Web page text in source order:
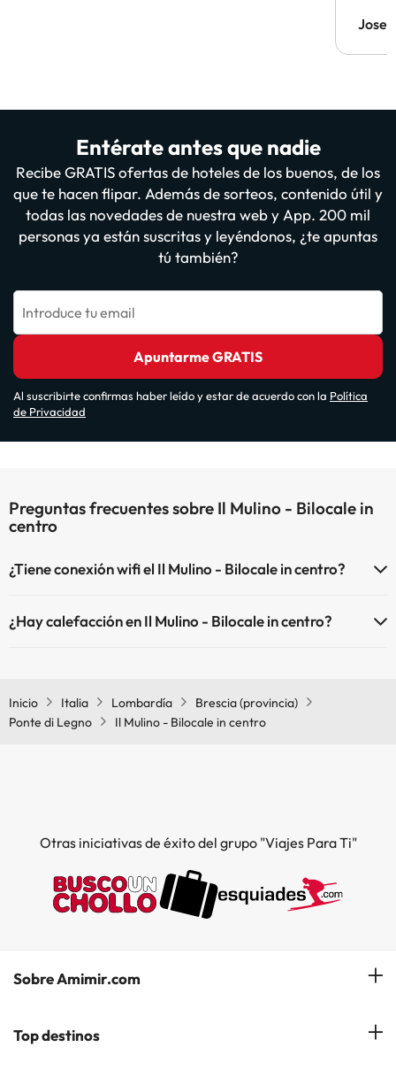
Jose
Entérate antes que nadie
Recibe GRATIS ofertas de hoteles de los buenos, de los
que te hacen flipar. Además de sorteos, contenido útil y
todas las novedades de nuestra web y App. 200 mil
personas ya están suscritas y leyéndonos, ¿te apuntas
tú también?
Introduce tu email
Apuntarme GRATIS
Al suscribirte confirmas haber leído y estar de acuerdo con la Política
de Privacidad
Preguntas frecuentes sobre Il Mulino - Bilocale in
centro
¿Tiene conexión wifi el Il Mulino - Bilocale in centro?
¿Hay calefacción en Il Mulino - Bilocale in centro?
Inicio
Italia Lombardía
Brescia (provincia)
Ponte di Legno
Il Mulino - Bilocale in centro
Otras iniciativas de éxito del grupo "Viajes Para Ti"
Sobre Amimir.com
¿Quiénes somos?
Top destinos